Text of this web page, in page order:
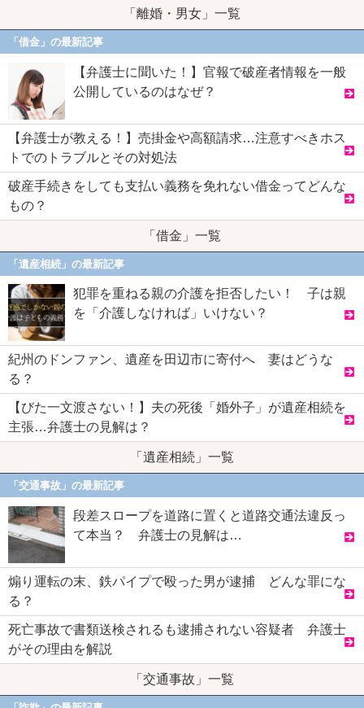
「離婚・男女」一覧
「借金」の最新記事
【弁護士に聞いた！】官報で破産者情報を一般
公開しているのはなぜ？
【弁護士が教える！】売掛金や高額請求…注意すべきホス
トでのトラブルとその対処法
破産手続きをしても支払い義務を免れない借金ってどんな
もの？
「借金」一覧
「遺産相続」の最新記事
犯罪を重ねる親の介護を拒否したい！ 子は親
を「介護しなければ」いけない？
紀州のドンファン、遺産を田辺市に寄付へ 妻はどうな
る？
【びた一文渡さない！】夫の死後「婚外子」が遺産相続を
主張…弁護士の見解は？
「遺産相続」一覧
「交通事故」の最新記事
段差スロープを道路に置くと道路交通法違反っ
て本当？ 弁護士の見解は…
煽り運転の末、鉄パイプで殴った男が逮捕 どんな罪にな
る？
死亡事故で書類送検されるも逮捕されない容疑者 弁護士
がその理由を解説
「交通事故」一覧